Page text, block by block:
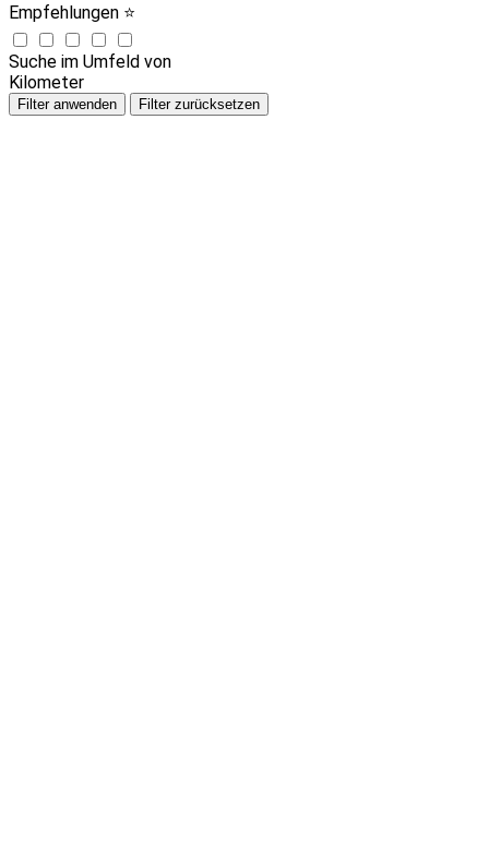
Empfehlungen ⭐
Suche im Umfeld von
Kilometer
Filter anwenden Filter zurücksetzen